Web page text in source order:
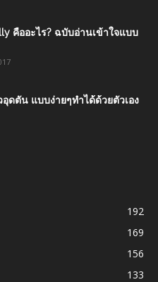
คืออะไร? ฉบับอ่านเข้าใจแบบ
ดตัน แบบง่ายๆทำได้ด้วยตัวเอง
192
169
156
133